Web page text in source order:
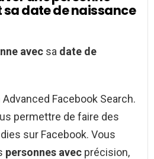
sa date de naissance
avec sa date de
Advanced Facebook Search.
permettre de faire des
sur Facebook. Vous
personnes avec précision,